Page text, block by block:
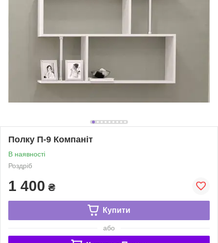
Полку П-9 Компаніт
В наявності
Роздріб
1 400 ₴
Купити
або